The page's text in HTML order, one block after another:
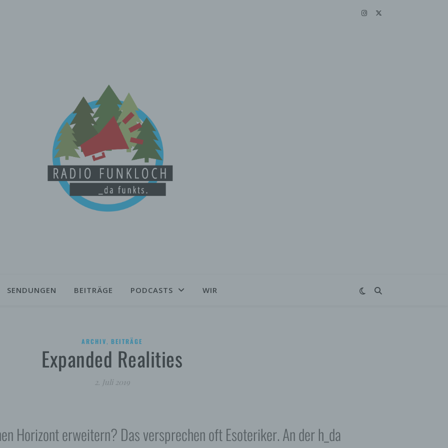
SENDUNGEN BEITRÄGE PODCASTS WIR
ARCHIV, BEITRÄGE
Expanded Realities
2. Juli 2019
Horizont erweitern? Das versprechen oft Esoteriker. An der h_da